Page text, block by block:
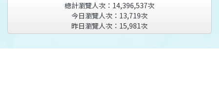
總計瀏覽人次： 14,396,537次
今日瀏覽人次： 13,719次
昨日瀏覽人次： 15,981次